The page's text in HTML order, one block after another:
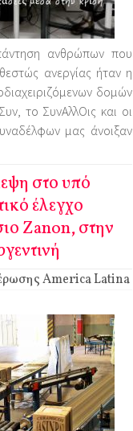
ανθρώπων που
ανεργίας ήταν η
δομών
το ΣυνΑλλΟις και οι
μας άνοιξαν
στο υπό
έλεγχο
Zanon, στην
America Latina